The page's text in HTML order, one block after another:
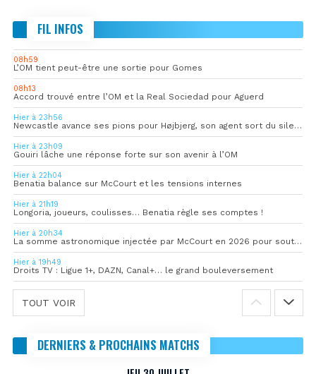
FIL INFOS
08h59
L’OM tient peut-être une sortie pour Gomes
08h13
Accord trouvé entre l’OM et la Real Sociedad pour Aguerd
Hier à 23h56
Newcastle avance ses pions pour Højbjerg, son agent sort du silence
Hier à 23h09
Gouiri lâche une réponse forte sur son avenir à l’OM
Hier à 22h04
Benatia balance sur McCourt et les tensions internes
Hier à 21h19
Longoria, joueurs, coulisses… Benatia règle ses comptes !
Hier à 20h34
La somme astronomique injectée par McCourt en 2026 pour soutenir l’OM
Hier à 19h49
Droits TV : Ligue 1+, DAZN, Canal+… le grand bouleversement
TOUT VOIR
DERNIERS & PROCHAINS MATCHS